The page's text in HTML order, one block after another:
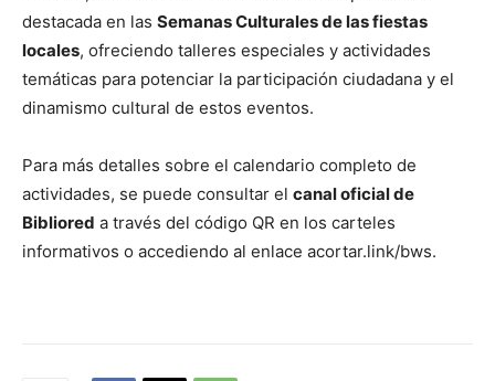
destacada en las Semanas Culturales de las fiestas
locales, ofreciendo talleres especiales y actividades
temáticas para potenciar la participación ciudadana y el
dinamismo cultural de estos eventos.
Para más detalles sobre el calendario completo de
actividades, se puede consultar el canal oficial de
Bibliored a través del código QR en los carteles
informativos o accediendo al enlace acortar.link/bws.